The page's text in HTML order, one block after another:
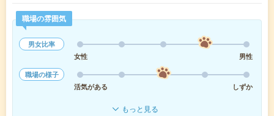
職場の雰囲気
男女比率
女性
男性
職場の様子
活気がある
しずか
もっと見る